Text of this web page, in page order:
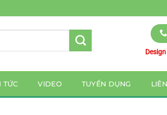
TỨC VIDEO TUYỂN DỤNG